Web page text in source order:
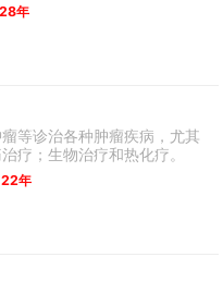
28年
等诊治各种肿瘤疾病，尤其
疗；生物治疗和热化疗。
22年